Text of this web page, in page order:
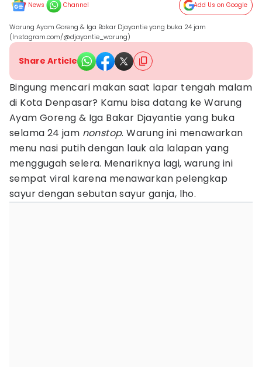
News Channel Add Us on Google
Warung Ayam Goreng & Iga Bakar Djayantie yang buka 24 jam
(Instagram.com/@djayantie_warung)
Share Article
Bingung mencari makan saat lapar tengah malam
di Kota Denpasar? Kamu bisa datang ke Warung
Ayam Goreng & Iga Bakar Djayantie yang buka
selama 24 jam nonstop. Warung ini menawarkan
menu nasi putih dengan lauk ala lalapan yang
menggugah selera. Menariknya lagi, warung ini
sempat viral karena menawarkan pelengkap
sayur dengan sebutan sayur ganja, lho.